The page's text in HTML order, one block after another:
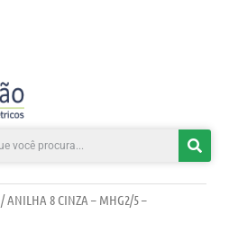
/ ANILHA 8 CINZA – MHG2/5 –